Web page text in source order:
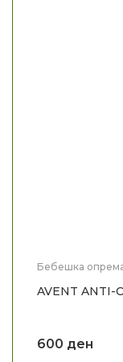
Бебешка
AVENT ANTI-
600 ден